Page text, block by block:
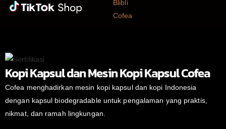
Kopi Kapsul dan Mesin Kopi Kapsul Cofea
Cofea menghadirkan mesin kopi kapsul dan kopi Indonesia
dengan kapsul biodegradable untuk pengalaman yang praktis,
nikmat, dan ramah lingkungan.